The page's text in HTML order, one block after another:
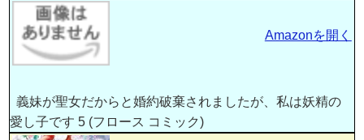
義妹が聖女だからと婚約破棄されましたが、私は妖精の
愛し子です 5 (フロース コミック)
Amazonを開く